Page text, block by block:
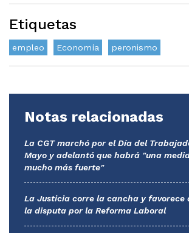
Etiquetas
empleo Economía peronismo
Notas relacionadas
La CGT marchó por el Día del
Mayo y adelantó que habrá "una
mucho más fuerte"
La Justicia corre la cancha y favorece
la disputa por la Reforma Laboral